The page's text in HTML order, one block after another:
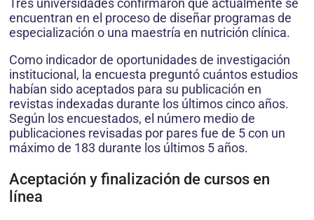
Tres universidades confirmaron que actualmente se
encuentran en el proceso de diseñar programas de
especialización o una maestría en nutrición clínica.
Como indicador de oportunidades de investigación
institucional, la encuesta preguntó cuántos estudios
habían sido aceptados para su publicación en
revistas indexadas durante los últimos cinco años.
Según los encuestados, el número medio de
publicaciones revisadas por pares fue de 5 con un
máximo de 183 durante los últimos 5 años.
Aceptación y finalización de cursos en
línea